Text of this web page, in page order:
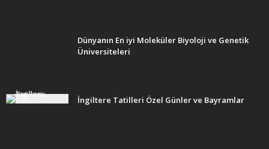
Dünyanın En iyi Moleküler Biyoloji ve Genetik
Üniversiteleri
İngiltere Tatilleri Özel Günler ve Bayramlar